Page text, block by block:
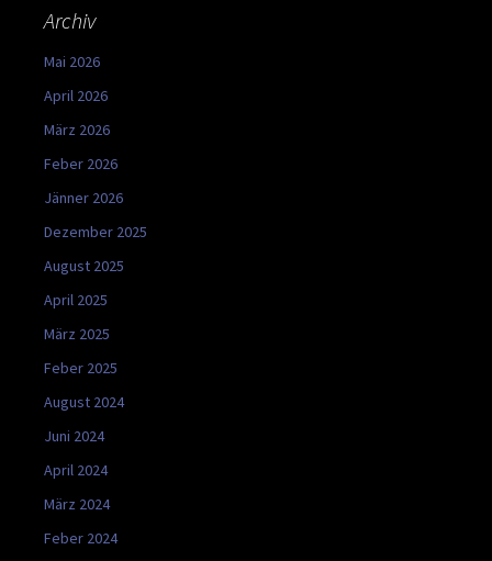
Archiv
Mai 2026
April 2026
März 2026
Feber 2026
Jänner 2026
Dezember 2025
August 2025
April 2025
März 2025
Feber 2025
August 2024
Juni 2024
April 2024
März 2024
Feber 2024